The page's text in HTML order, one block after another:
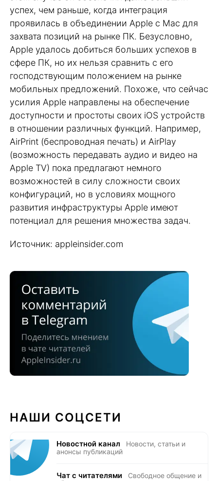
успех, чем раньше, когда интеграция
проявилась в объединении Apple с Mac для
захвата позиций на рынке ПК. Безусловно,
Apple удалось добиться больших успехов в
сфере ПК, но их нельзя сравнить с его
господствующим положением на рынке
мобильных предложений. Похоже, что сейчас
усилия Apple направлены на обеспечение
доступности и простоты своих iOS устройств
в отношении различных функций. Например,
AirPrint (беспроводная печать) и AirPlay
(возможность передавать аудио и видео на
Apple TV) пока предлагают немного
возможностей в силу сложности своих
конфигураций, но в условиях мощного
развития инфраструктуры Apple имеют
потенциал для решения множества задач.
Источник: appleinsider.com
НАШИ СОЦСЕТИ
Новостной канал
Новости, статьи и
анонсы публикаций
Чат с читателями
Свободное общение и